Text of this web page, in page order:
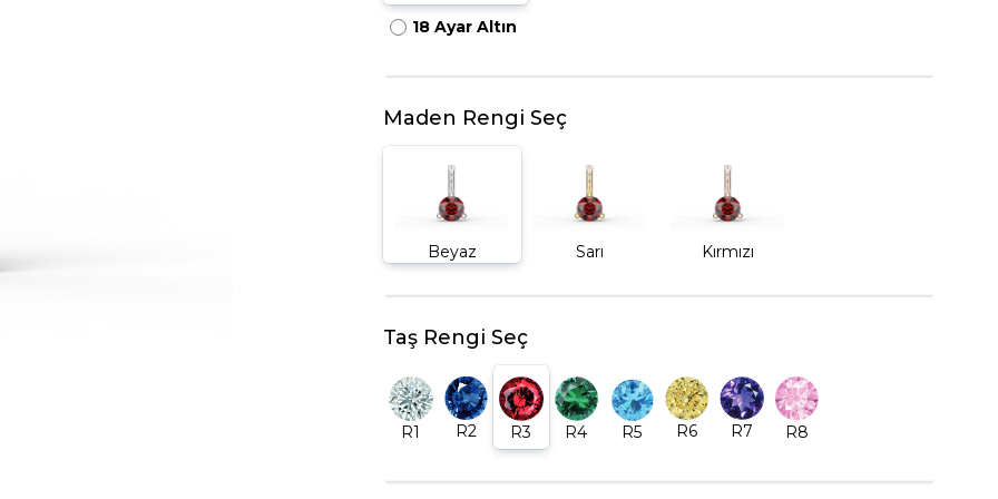
18 Ayar Altın
Maden Rengi Seç
Beyaz Sarı Kırmızı
Taş Rengi Seç
R1 R2 R3 R4 R5 R6 R7 R8